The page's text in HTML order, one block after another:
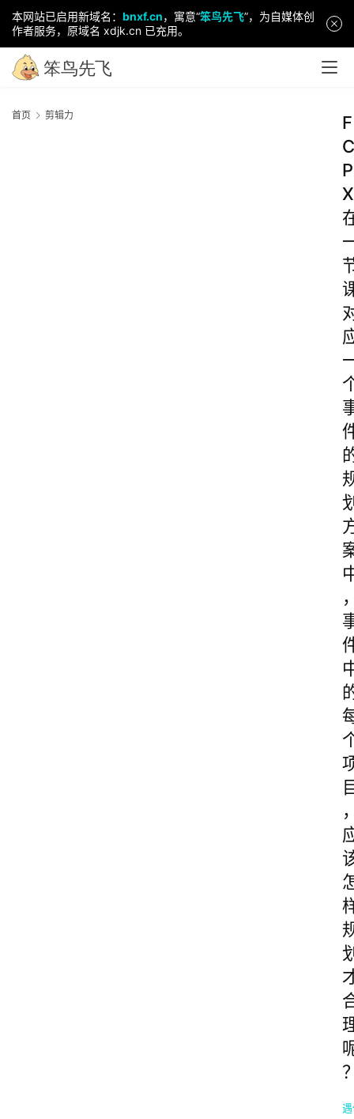
本网站已启用新域名： bnxf.cn，寓意“笨鸟先飞”，为自媒体创
作者服务，原域名 xdjk.cn 已充用。
首页 剪辑力
F
C
P
X